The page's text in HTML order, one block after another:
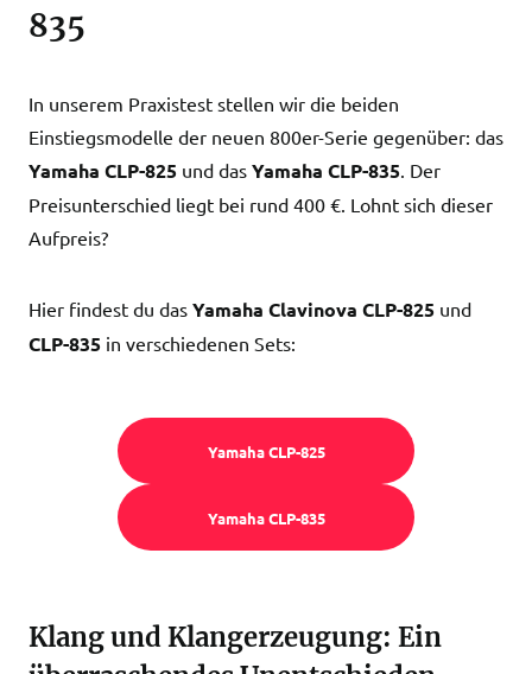
835
In unserem Praxistest stellen wir die beiden
Einstiegsmodelle der neuen 800er-Serie gegenüber: das
Yamaha CLP-825 und das Yamaha CLP-835. Der
Preisunterschied liegt bei rund 400 €. Lohnt sich dieser
Aufpreis?
Hier findest du das Yamaha Clavinova CLP-825 und
CLP-835 in verschiedenen Sets:
Yamaha CLP-825
Yamaha CLP-835
Klang und Klangerzeugung: Ein